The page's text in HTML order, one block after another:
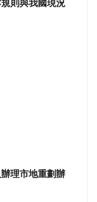
則與我國現況
理市地重劃辦